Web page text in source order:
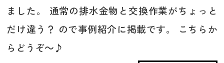
ました。 通常の排水金物と交換作業がちょっと
だけ違う？ ので事例紹介に掲載です。 こちらか
らどうぞ～♪